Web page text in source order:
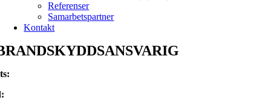
Referenser
Samarbetspartner
Kontakt
: